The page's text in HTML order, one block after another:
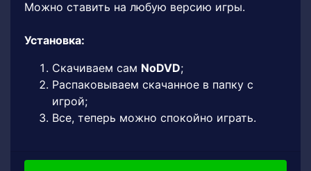
Можно ставить на любую версию игры.
Установка:
Скачиваем сам NoDVD;
Распаковываем скачанное в папку с
игрой;
Все, теперь можно спокойно играть.